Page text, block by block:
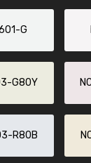
G
G80Y
R80B